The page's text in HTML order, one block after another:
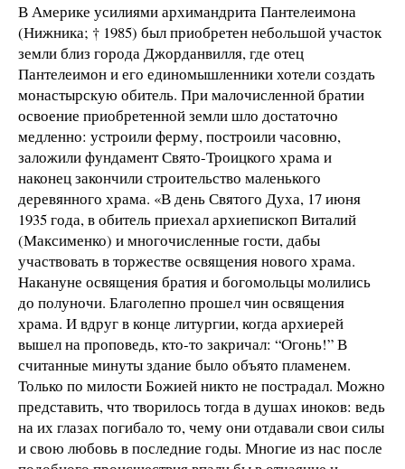
В Америке усилиями архимандрита Пантелеимона
(Нижника; † 1985) был приобретен небольшой участок
земли близ города Джорданвилля, где отец
Пантелеимон и его единомышленники хотели создать
монастырскую обитель. При малочисленной братии
освоение приобретенной земли шло достаточно
медленно: устроили ферму, построили часовню,
заложили фундамент Свято-Троицкого храма и
наконец закончили строительство маленького
деревянного храма. «В день Святого Духа, 17 июня
1935 года, в обитель приехал архиепископ Виталий
(Максименко) и многочисленные гости, дабы
участвовать в торжестве освящения нового храма.
Накануне освящения братия и богомольцы молились
до полуночи. Благолепно прошел чин освящения
храма. И вдруг в конце литургии, когда архиерей
вышел на проповедь, кто-то закричал: “Огонь!” В
считанные минуты здание было объято пламенем.
Только по милости Божией никто не пострадал. Можно
представить, что творилось тогда в душах иноков: ведь
на их глазах погибало то, чему они отдавали свои силы
и свою любовь в последние годы. Многие из нас после